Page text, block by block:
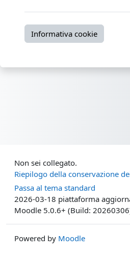
Informativa cookie
Non sei collegato.
Riepilogo della conservazione
Passa al tema standard
2026-03-18 piattaforma
Moodle 5.0.6+ (Build:
Powered by Moodle